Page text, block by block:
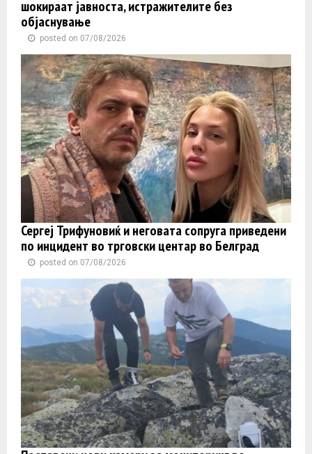
шокираат јавноста, истражителите без
објаснување
posted on 07/08/2026
Сергеј Трифуновиќ и неговата сопруга приведени
по инцидент во трговски центар во Белград
posted on 07/08/2026